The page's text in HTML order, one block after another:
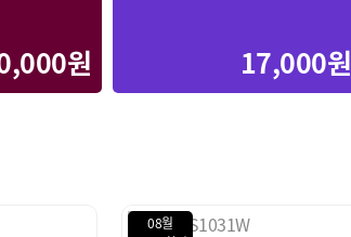
원 17,000원
08월